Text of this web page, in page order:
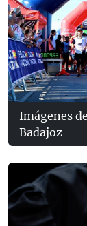
Imágenes
Badajoz